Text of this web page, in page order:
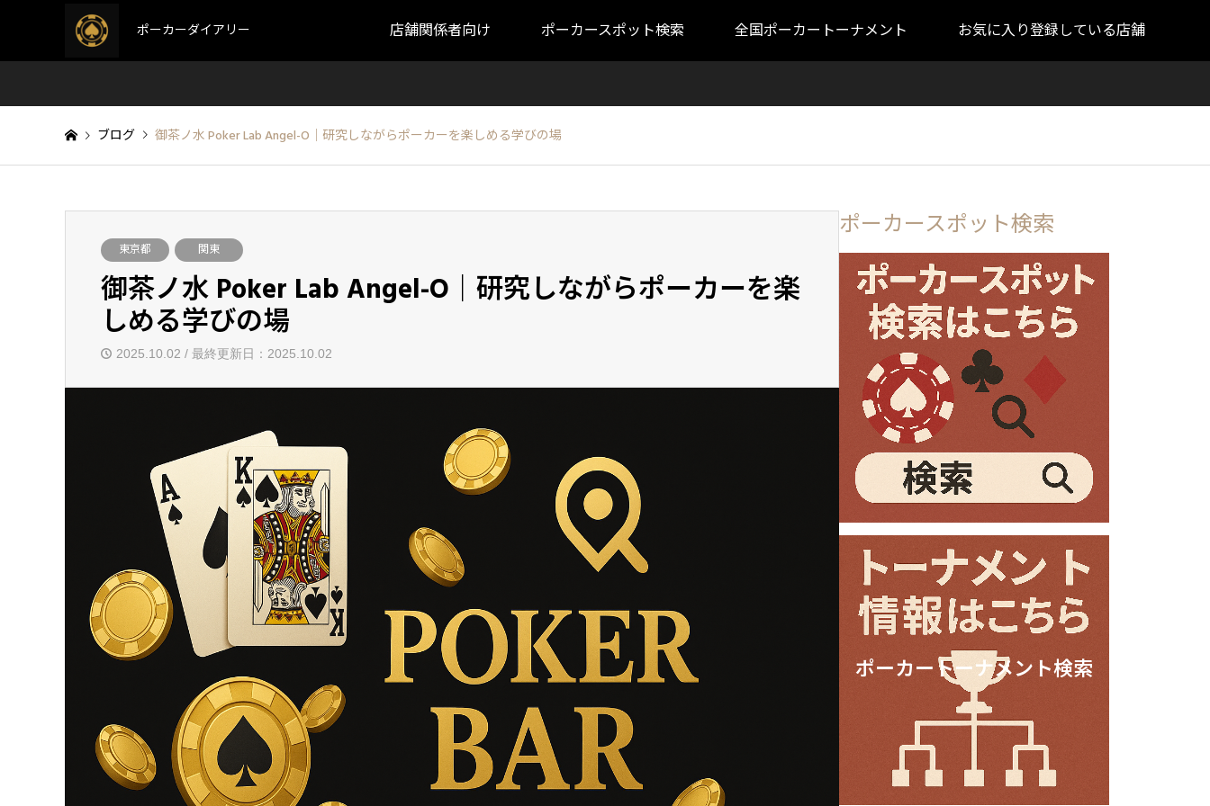
ポーカーダイアリー 店舗関係者向け ポーカースポット検索 全国ポーカートーナメント お気に入り登録している店舗
ブログ 御茶ノ水 Poker Lab Angel-O｜研究しながらポーカーを楽しめる学びの場
東京都 関東
御茶ノ水 Poker Lab Angel-O｜研究しながらポーカーを楽
しめる学びの場
2025.10.02 / 最終更新日：2025.10.02
ポーカースポット検索
ポーカートーナメント検索